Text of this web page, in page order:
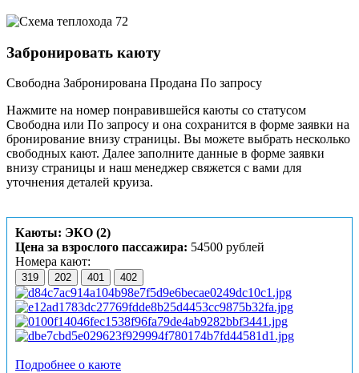
Забронировать каюту
Свободна Забронирована Продана По запросу
Нажмите на номер понравившейся каюты со статусом
Свободна или По запросу и она сохранится в форме заявки на
бронирование внизу страницы. Вы можете выбрать несколько
свободных кают. Далее заполните данные в форме заявки
внизу страницы и наш менеджер свяжется с вами для
уточнения деталей круиза.
Каюты: ЭКО (2)
Цена за взрослого пассажира: 54500 рублей
Номера кают:
319 202 401 402
Подробнее о каюте